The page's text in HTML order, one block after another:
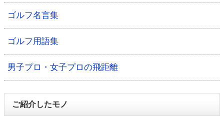
ゴルフ名言集
ゴルフ用語集
男子プロ・女子プロの飛距離
ご紹介したモノ